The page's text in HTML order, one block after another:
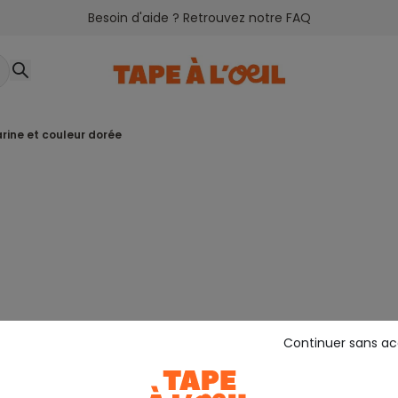
Besoin d'aide ? Retrouvez notre FAQ
et couleur dorée
Continuer sans